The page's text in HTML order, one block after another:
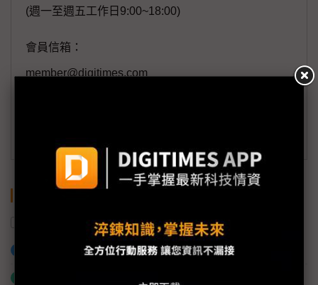
(週一至週五工作日9:00~18:00)
會員信箱：
member@digitimes.com
美國 生成式AI 全科
加入已選取到「關鍵字追蹤」